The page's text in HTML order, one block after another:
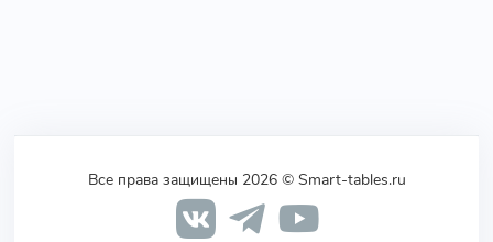
Все права защищены 2026 © Smart-tables.ru